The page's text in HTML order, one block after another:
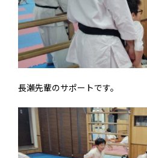
長瀬先輩のサポートです。